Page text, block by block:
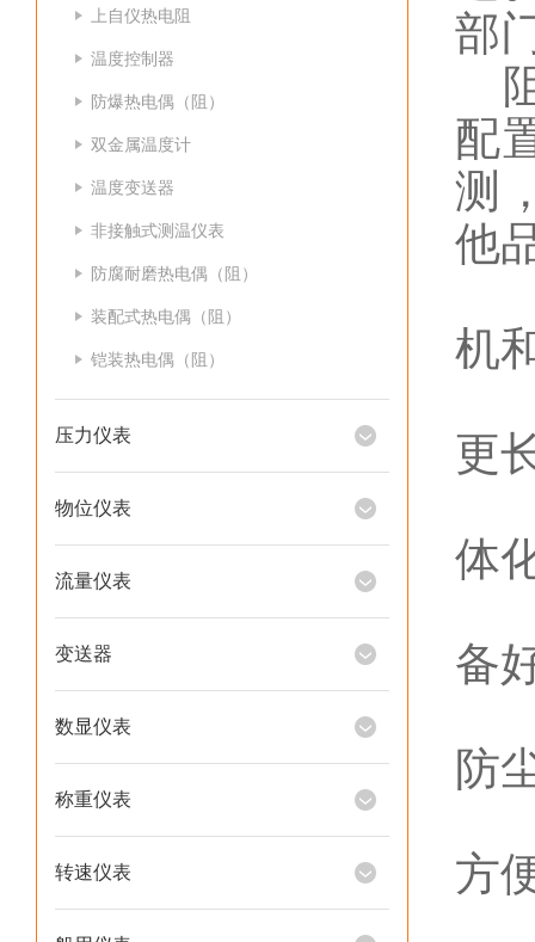
上自仪热电阻
温度控制器
防爆热电偶（阻）
双金属温度计
温度变送器
非接触式测温仪表
防腐耐磨热电偶（阻）
装配式热电偶（阻）
铠装热电偶（阻）
压力仪表
物位仪表
流量仪表
变送器
数显仪表
称重仪表
转速仪表
部
配
测
他
机
更
体
备
防
方